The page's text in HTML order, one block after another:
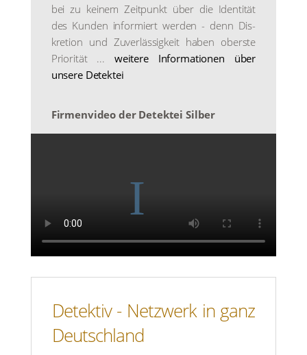
bei zu kei­nem Zeit­punkt über die Iden­ti­tät
des Kun­den infor­miert wer­den - denn Dis­
kre­ti­on und Zuver­läs­sig­keit haben obers­te
Prio­ri­tät ... wei­te­re Infor­ma­tio­nen über
unse­re Detek­tei
Fir­men­vi­deo der Detek­tei Sil­ber
Detek­tiv - Netz­werk in ganz
Deutsch­land